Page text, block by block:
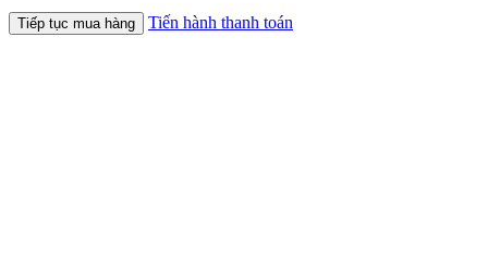
Tiếp tục mua hàng Tiến hành thanh toán